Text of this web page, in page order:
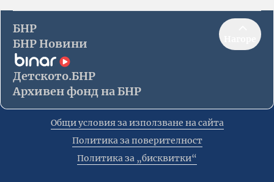
БНР
БНР Новини
Детското.БНР
Архивен фонд на БНР
Общи условия за използване на сайта
Политика за поверителност
Политика за „бисквитки“